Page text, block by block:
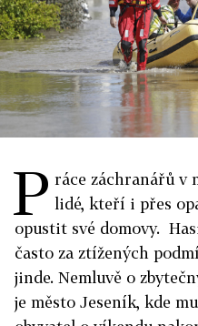
P ráce záchranářů v
lidé, kteří i přes
opustit své domovy.
často za ztížených
jinde. Nemluvě o
je město Jeseník, kde